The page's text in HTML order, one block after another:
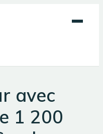
avec
1 200